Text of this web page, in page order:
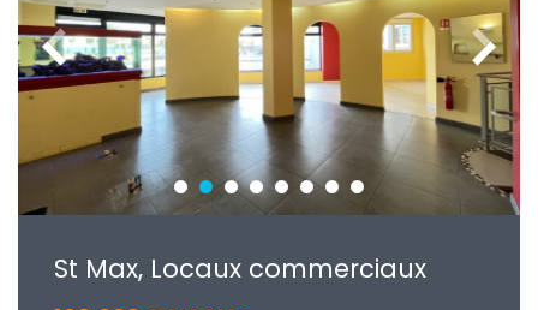
St Max, Locaux commerciaux